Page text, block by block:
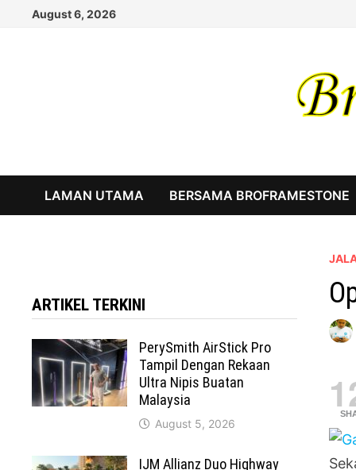
August 6, 2026
LAMAN UTAMA BERSAMA BROFRAMESTONE
ARTIKEL TERKINI
PerySmith AirStick Pro
Tampil Dengan Rekaan
Ultra Nipis Buatan
Malaysia
August 5, 2026
IJM Allianz Duo Highway